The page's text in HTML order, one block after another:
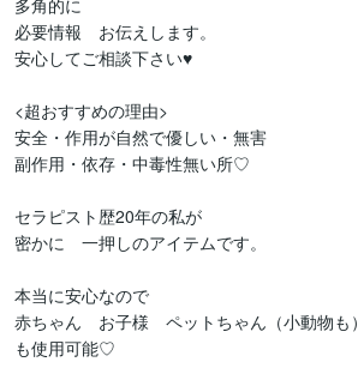
多角的に
必要情報　お伝えします。
安心してご相談下さい♥
<超おすすめの理由>
安全・作用が自然で優しい・無害
副作用・依存・中毒性無い所♡
セラピスト歴20年の私が
密かに　一押しのアイテムです。
本当に安心なので
赤ちゃん　お子様　ペットちゃん（小動物も）
も使用可能♡